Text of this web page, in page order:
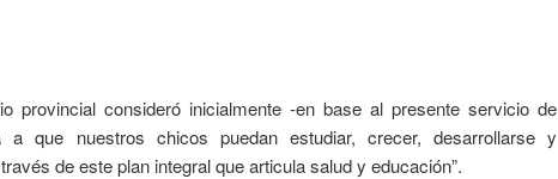
provincial consideró inicialmente -en base al presente servicio de
a que nuestros chicos puedan estudiar, crecer, desarrollarse y
de este plan integral que articula salud y educación”.